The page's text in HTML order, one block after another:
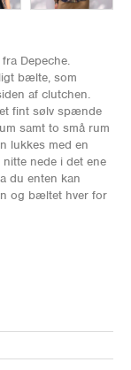
Depeche.
bælte, som
af clutchen.
fint sølv spænde
samt to små rum
lukkes med en
nede i det ene
du enten kan
og bæltet hver for